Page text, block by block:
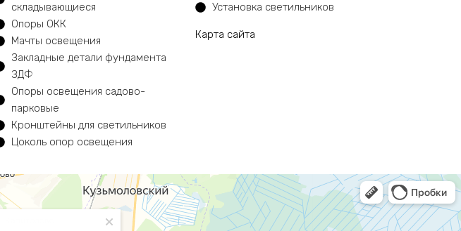
складывающиеся
Опоры ОКК
Мачты освещения
Закладные детали фундамента
ЗДФ
Опоры освещения садово-
парковые
Кронштейны для светильников
Цоколь опор освещения
Установка светильников
Карта сайта